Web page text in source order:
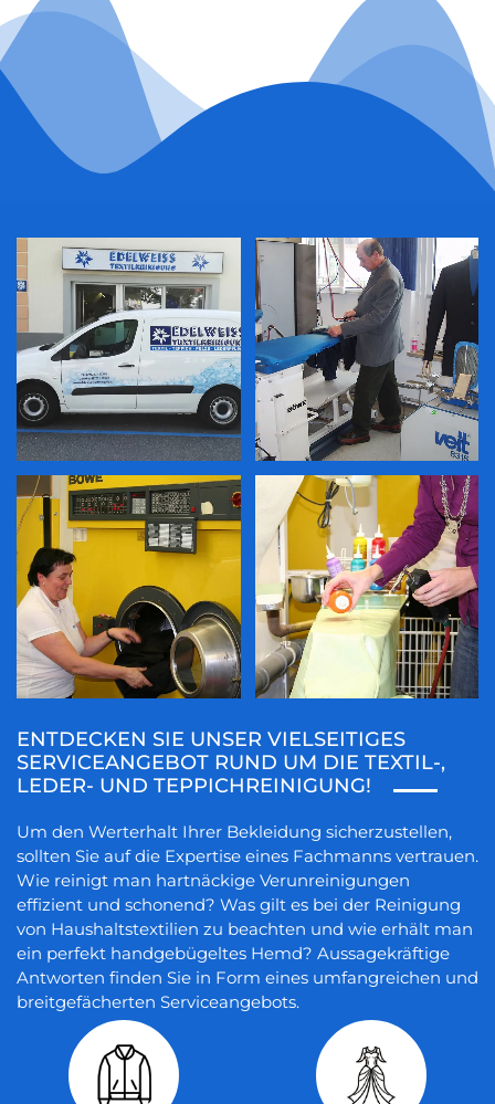
ENTDECKEN SIE UNSER VIELSEITIGES
SERVICEANGEBOT RUND UM DIE TEXTIL-,
LEDER- UND TEPPICHREINIGUNG!
Um den Werterhalt Ihrer Bekleidung sicherzustellen,
sollten Sie auf die Expertise eines Fachmanns vertrauen.
Wie reinigt man hartnäckige Verunreinigungen
effizient und schonend? Was gilt es bei der Reinigung
von Haushaltstextilien zu beachten und wie erhält man
ein perfekt handgebügeltes Hemd? Aussagekräftige
Antworten finden Sie in Form eines umfangreichen und
breitgefächerten Serviceangebots.